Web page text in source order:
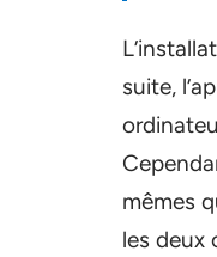
suite,
mêmes
les deux